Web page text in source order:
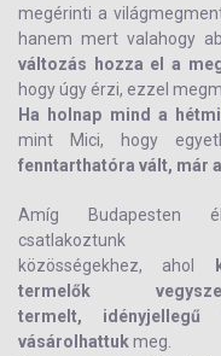
megérinti a
hanem mert valahogy
változás hozza el a
hogy úgy érzi, ezzel
Ha holnap mind a
mint Mici, hogy egyetl
fenntarthatóra vált, már
Amíg Budapesten
csatlakoztunk
közösségekhez, ahol
termelők
termelt, idényjellegű
vásárolhattukmeg.